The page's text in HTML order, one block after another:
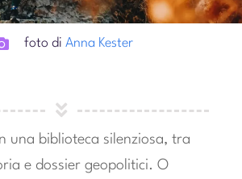
foto diAnna Kester
una biblioteca silenziosa, tra
e dossier geopolitici. O